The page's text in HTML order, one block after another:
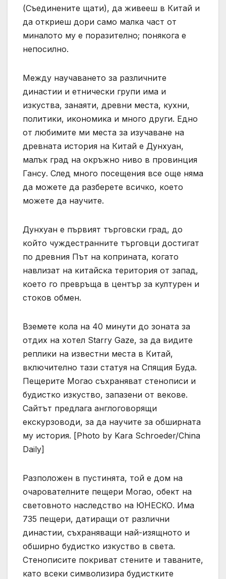
(Съединените щати), да живееш в Китай и
да откриеш дори само малка част от
миналото му е поразително; понякога е
непосилно.
Между научаването за различните
династии и етнически групи има и
изкуства, занаяти, древни места, кухни,
политики, икономика и много други. Едно
от любимите ми места за изучаване на
древната история на Китай е Дунхуан,
малък град на окръжно ниво в провинция
Гансу. След много посещения все още няма
да можете да разберете всичко, което
можете да научите.
Дунхуан е първият търговски град, до
който чуждестранните търговци достигат
по древния Път на коприната, когато
навлизат на китайска територия от запад,
което го превръща в център за културен и
стоков обмен.
Вземете кола на 40 минути до зоната за
отдих на хотел Starry Gaze, за да видите
реплики на известни места в Китай,
включително тази статуя на Спящия Буда.
Пещерите Могао съхраняват стенописи и
будистко изкуство, запазени от векове.
Сайтът предлага англоговорящи
екскурзоводи, за да научите за обширната
му история. [Photo by Kara Schroeder/China
Daily]
Разположен в пустинята, той е дом на
очарователните пещери Могао, обект на
световното наследство на ЮНЕСКО. Има
735 пещери, датиращи от различни
династии, съхраняващи най-изящното и
обширно будистко изкуство в света.
Стенописите покриват стените и таваните,
като всеки символизира будистките